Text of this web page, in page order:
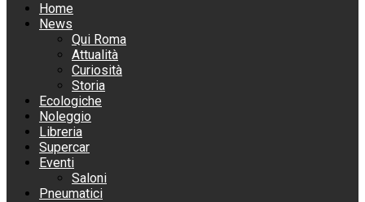
Home
News
Qui Roma
Attualità
Curiosità
Storia
Ecologiche
Noleggio
Libreria
Supercar
Eventi
Saloni
Pneumatici